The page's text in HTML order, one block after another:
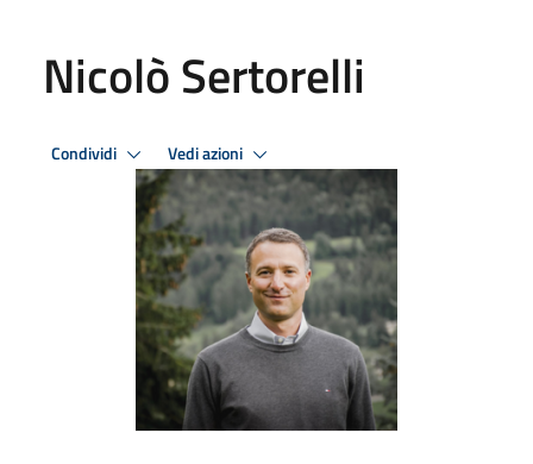
Nicolò Sertorelli
Condividi Vedi azioni